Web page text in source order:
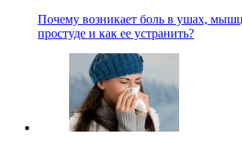
Почему возникает боль в ушах,
простуде и как ее устранить?